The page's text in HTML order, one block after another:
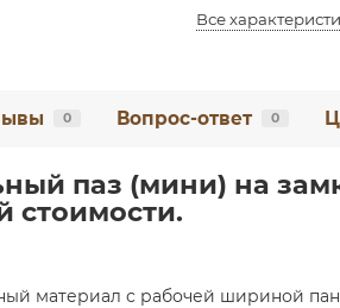
Все
0 Вопрос-ответ 0
паз (мини) на
стоимости.
материал с рабочей шириной